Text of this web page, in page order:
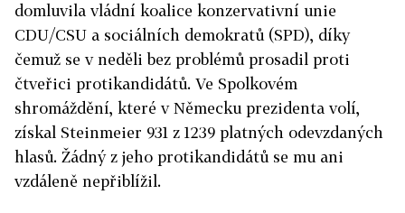
domluvila vládní koalice konzervativní unie
CDU/CSU a sociálních demokratů (SPD), díky
čemuž se v neděli bez problémů prosadil proti
čtveřici protikandidátů. Ve Spolkovém
shromáždění, které v Německu prezidenta volí,
získal Steinmeier 931 z 1239 platných odevzdaných
hlasů. Žádný z jeho protikandidátů se mu ani
vzdáleně nepřiblížil.